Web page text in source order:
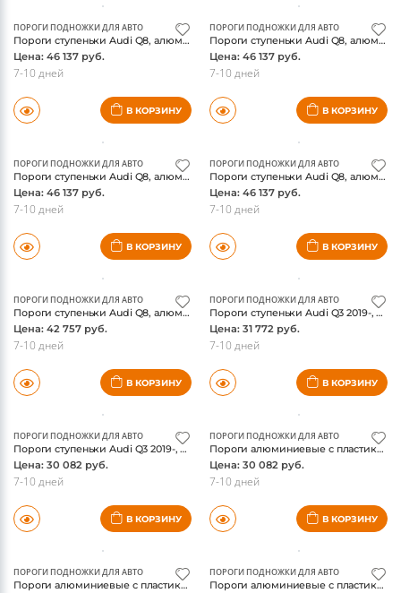
ПОРОГИ ПОДНОЖКИ ДЛЯ АВТО
Пороги ступеньки Audi Q8, алюминиевые с пластиковой накладкой, 'Slim line Black', ТСС
Цена: 46 137 руб.
7-10 дней
В КОРЗИНУ
ПОРОГИ ПОДНОЖКИ ДЛЯ АВТО
Пороги ступеньки Audi Q8, алюминиевые с пластиковой накладкой, карбон черные, ТСС
Цена: 46 137 руб.
7-10 дней
В КОРЗИНУ
ПОРОГИ ПОДНОЖКИ ДЛЯ АВТО
Пороги ступеньки Audi Q8, алюминиевые с пластиковой накладкой, карбон серебро, ТСС
Цена: 46 137 руб.
7-10 дней
В КОРЗИНУ
ПОРОГИ ПОДНОЖКИ ДЛЯ АВТО
Пороги ступеньки Audi Q8, алюминиевые с пластиковой накладкой, карбон серые, ТСС
Цена: 46 137 руб.
7-10 дней
В КОРЗИНУ
ПОРОГИ ПОДНОЖКИ ДЛЯ АВТО
Пороги ступеньки Audi Q8, алюминиевые с пластиковой накладкой, ТСС
Цена: 42 757 руб.
7-10 дней
В КОРЗИНУ
ПОРОГИ ПОДНОЖКИ ДЛЯ АВТО
Пороги ступеньки Audi Q3 2019-, алюминиевые, "Slim Line Black", ТСС
Цена: 31 772 руб.
7-10 дней
В КОРЗИНУ
ПОРОГИ ПОДНОЖКИ ДЛЯ АВТО
Пороги ступеньки Audi Q3 2019-, алюминиевые, "Slim Line Silver", ТСС
Цена: 30 082 руб.
7-10 дней
В КОРЗИНУ
ПОРОГИ ПОДНОЖКИ ДЛЯ АВТО
Пороги алюминиевые с пластиковой накладкой 1720 мм AUDIQ315-01AL
Цена: 30 082 руб.
7-10 дней
В КОРЗИНУ
ПОРОГИ ПОДНОЖКИ ДЛЯ АВТО
Пороги алюминиевые с пластиковой накладкой (карбон черные) 1720 мм AUDIQ315-01BL
ПОРОГИ ПОДНОЖКИ ДЛЯ АВТО
Пороги алюминиевые с пластиковой накладкой (карбон серые) 1720 мм AUDIQ315-01GR